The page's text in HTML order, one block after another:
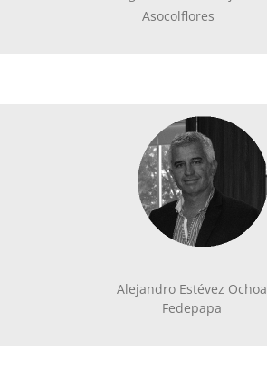
Asocolflores
Alejandro Estévez Ochoa
Fedepapa